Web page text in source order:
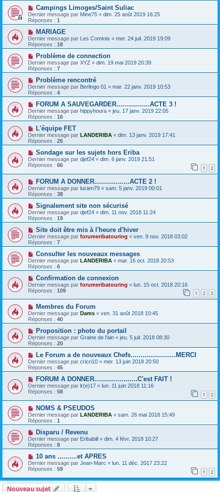
Campings Limoges/Saint Suliac
Dernier message par Mine75 « dim. 25 août 2019 16:25
Réponses : 1
MARIAGE
Dernier message par Les Comtois « mer. 24 juil. 2019 19:09
Réponses : 18
Problème de connection
Dernier message par XYZ « dim. 19 mai 2019 20:39
Réponses : 7
Problème rencontré
Dernier message par Berlingo 01 « mar. 22 janv. 2019 10:53
Réponses : 4
FORUM A SAUVEGARDER.................ACTE 3 !
Dernier message par hippyhoura « jeu. 17 janv. 2019 22:05
Réponses : 16
L'équipe FET
Dernier message par LANDERIBA « dim. 13 janv. 2019 17:41
Réponses : 26
Sondage sur les sujets hors Eriba
Dernier message par djef24 « dim. 6 janv. 2019 21:51
Réponses : 66 1 2
FORUM A DONNER..................ACTE 2 !
Dernier message par lucien79 « sam. 5 janv. 2019 00:01
Réponses : 38
Signalement site non sécurisé
Dernier message par djef24 « dim. 11 nov. 2018 11:24
Réponses : 19
Site doit être mis à l'heure d'hiver
Dernier message par forumeribatouring « ven. 9 nov. 2018 03:02
Réponses : 7
Consulter les nouveaux messages
Dernier message par LANDERIBA « mar. 16 oct. 2018 20:53
Réponses : 6
Confirmation de connexion
Dernier message par forumeribatouring « lun. 15 oct. 2018 20:16
Réponses : 109 1 2 3
Membres du Forum
Dernier message par Dams « ven. 31 août 2018 10:45
Réponses : 40
Proposition : photo du portail
Dernier message par Graine de l'ain « jeu. 5 juil. 2018 08:30
Réponses : 20
Le Forum a de nouveaux Chefs.......................MERCI
Dernier message par cricri10 « mer. 13 juin 2018 20:50
Réponses : 45
FORUM A DONNER......................C'est FAIT !
Dernier message par lr(e)17 « lun. 11 juin 2018 11:16
Réponses : 58 1 2
NOMS & PSEUDOS
Dernier message par LANDERIBA « sam. 26 mai 2018 15:49
Réponses : 1
Disparu / Revenu
Dernier message par Eribabill « dim. 4 févr. 2018 10:27
Réponses : 8
10 ans ..........et APRES
Dernier message par Jean-Marc « lun. 11 déc. 2017 23:22
Réponses : 59 1 2
Nouveau sujet